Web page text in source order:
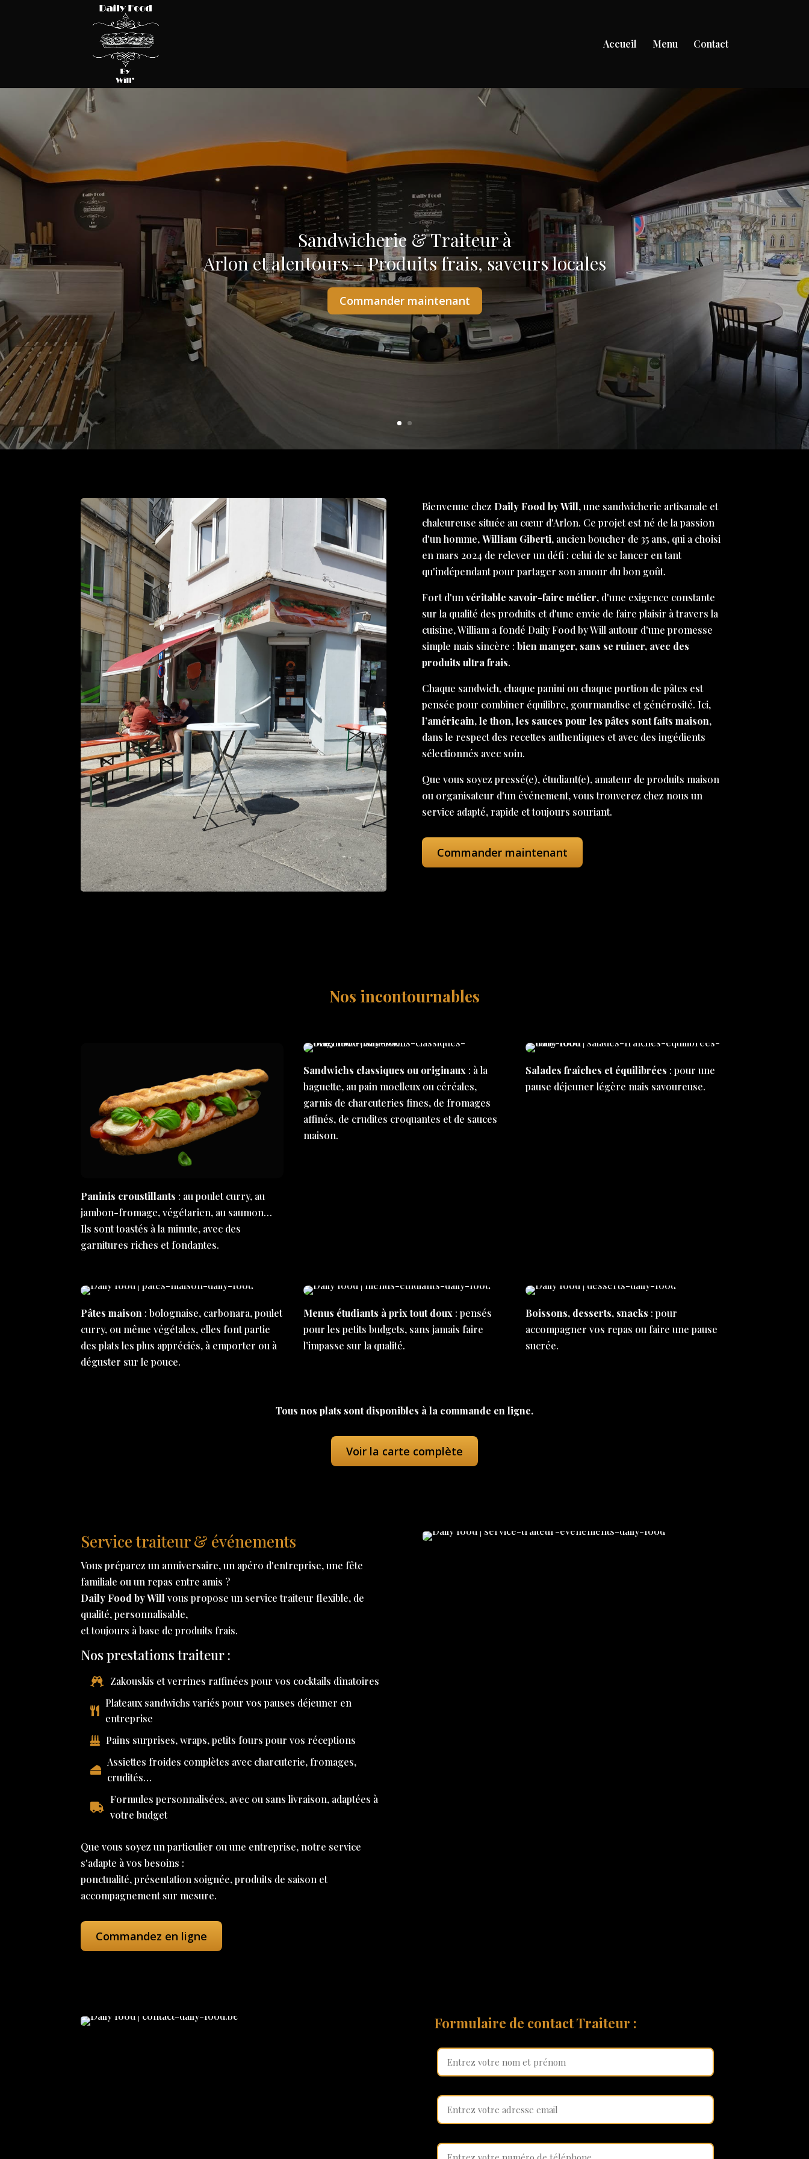
Accueil Menu Contact
Sandwicherie & Traiteur à
Arlon et alentours – Produits frais, saveurs locales
Commander maintenant
Bienvenue chez Daily Food by Will, une sandwicherie artisanale et
chaleureuse située au cœur d'Arlon. Ce projet est né de la passion
d'un homme,William Giberti, ancien boucher de 35 ans, qui a choisi
en mars 2024 de relever un défi : celui de se lancer en tant
qu'indépendant pour partager son amour du bon goût.
Fort d'unvéritable savoir-faire métier, d'une exigence constante
sur la qualité des produits et d'une envie de faire plaisir à travers la
cuisine, William a fondé Daily Food by Will autour d'une promesse
simple mais sincère :bien manger, sans se ruiner, avec des
produits ultra frais.
Chaque sandwich, chaque panini ou chaque portion de pâtes est
pensée pour combiner équilibre, gourmandise et générosité. Ici,
l’américain, le thon, les sauces pour les pâtes sont faits maison,
dans le respect des recettes authentiques et avec des ingédients
sélectionnés avec soin.
Que vous soyez pressé(e), étudiant(e), amateur de produits maison
ou organisateur d'un événement, vous trouverez chez nous un
service adapté, rapide et toujours souriant.
Commander maintenant
Nos incontournables
Paninis croustillants : au poulet curry, au
jambon-fromage, végétarien, au saumon…
Ils sont toastés à la minute, avec des
garnitures riches et fondantes.
Sandwichs classiques ou originaux: à la
baguette, au pain moelleux ou céréales,
garnis de charcuteries fines, de fromages
affinés, de crudites croquantes et de sauces
maison.
Salades fraîches et équilibrées : pour une
pause déjeuner légère mais savoureuse.
Pâtes maison : bolognaise, carbonara, poulet
curry, ou même végétales, elles font partie
des plats les plus appréciés, à emporter ou à
déguster sur le pouce.
Menus étudiants à prix tout doux : pensés
pour les petits budgets, sans jamais faire
l’impasse sur la qualité.
Boissons, desserts, snacks : pour
accompagner vos repas ou faire une pause
sucrée.
Tous nos plats sont disponibles à la commande en ligne.
Voir la carte complète
Service traiteur & événements
Vous préparez un anniversaire, un apéro d'entreprise, une fête
familiale ou un repas entre amis ?
Daily Food by Will vous propose un service traiteur flexible, de
qualité, personnalisable,
et toujours à base de produits frais.
Nos prestations traiteur :
Zakouskis et verrines raffinées pour vos cocktails dînatoires
Plateaux sandwichs variés pour vos pauses déjeuner en
entreprise
Pains surprises, wraps, petits fours pour vos réceptions
Assiettes froides complètes avec charcuterie, fromages,
crudités…
Formules personnalisées, avec ou sans livraison, adaptées à
votre budget
Que vous soyez un particulier ou une entreprise, notre service
s'adapte à vos besoins :
ponctualité, présentation soignée, produits de saison et
accompagnement sur mesure.
Commandez en ligne
Formulaire de contact Traiteur :